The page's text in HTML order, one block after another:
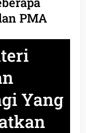
PMA
Yang